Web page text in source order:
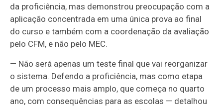
da proficiência, mas demonstrou preocupação com a
aplicação concentrada em uma única prova ao final
do curso e também com a coordenação da avaliação
pelo CFM, e não pelo MEC.
— Não será apenas um teste final que vai reorganizar
o sistema. Defendo a proficiência, mas como etapa
de um processo mais amplo, que começa no quarto
ano, com consequências para as escolas — detalhou